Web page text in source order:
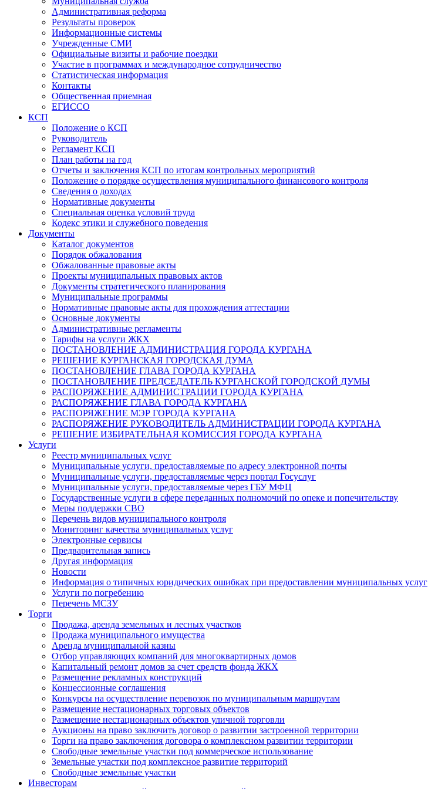
Административная реформа
Результаты проверок
Информационные системы
Учрежденные СМИ
Официальные визиты и рабочие поездки
Участие в программах и международное сотрудничество
Статистическая информация
Контакты
Общественная приемная
ЕГИССО
КСП
Положение о КСП
Руководитель
Регламент КСП
План работы на год
Отчеты и заключения КСП по итогам контрольных мероприятий
Положение о порядке осуществления муниципального финансового контроля
Сведения о доходах
Нормативные документы
Специальная оценка условий труда
Кодекс этики и служебного поведения
Документы
Каталог документов
Порядок обжалования
Обжалованные правовые акты
Проекты муниципальных правовых актов
Документы стратегического планирования
Муниципальные программы
Нормативные правовые акты для прохождения аттестации
Основные документы
Административные регламенты
Тарифы на услуги ЖКХ
ПОСТАНОВЛЕНИЕ АДМИНИСТРАЦИЯ ГОРОДА КУРГАНА
РЕШЕНИЕ КУРГАНСКАЯ ГОРОДСКАЯ ДУМА
ПОСТАНОВЛЕНИЕ ГЛАВА ГОРОДА КУРГАНА
ПОСТАНОВЛЕНИЕ ПРЕДСЕДАТЕЛЬ КУРГАНСКОЙ ГОРОДСКОЙ ДУМЫ
РАСПОРЯЖЕНИЕ АДМИНИСТРАЦИИ ГОРОДА КУРГАНА
РАСПОРЯЖЕНИЕ ГЛАВА ГОРОДА КУРГАНА
РАСПОРЯЖЕНИЕ МЭР ГОРОДА КУРГАНА
РАСПОРЯЖЕНИЕ РУКОВОДИТЕЛЬ АДМИНИСТРАЦИИ ГОРОДА КУРГАНА
РЕШЕНИЕ ИЗБИРАТЕЛЬНАЯ КОМИССИЯ ГОРОДА КУРГАНА
Услуги
Реестр муниципальных услуг
Муниципальные услуги, предоставляемые по адресу электронной почты
Муниципальные услуги, предоставляемые через портал Госуслуг
Муниципальные услуги, предоставляемые через ГБУ МФЦ
Государственные услуги в сфере переданных полномочий по опеке и попечительству
Меры поддержки СВО
Перечень видов муниципального контроля
Мониторинг качества муниципальных услуг
Электронные сервисы
Предварительная запись
Другая информация
Новости
Информация о типичных юридических ошибках при предоставлении муниципальных услуг
Услуги по погребению
Перечень МСЗУ
Торги
Продажа, аренда земельных и лесных участков
Продажа муниципального имущества
Аренда муниципальной казны
Отбор управляющих компаний для многоквартирных домов
Капитальный ремонт домов за счет средств фонда ЖКХ
Размещение рекламных конструкций
Концессионные соглашения
Конкурсы на осуществление перевозок по муниципальным маршрутам
Размещение нестационарных торговых объектов
Размещение нестационарных объектов уличной торговли
Аукционы на право заключить договор о развитии застроенной территории
Торги на право заключения договора о комплексном развитии территории
Свободные земельные участки под коммерческое использование
Земельные участки под комплексное развитие территорий
Свободные земельные участки
Инвесторам